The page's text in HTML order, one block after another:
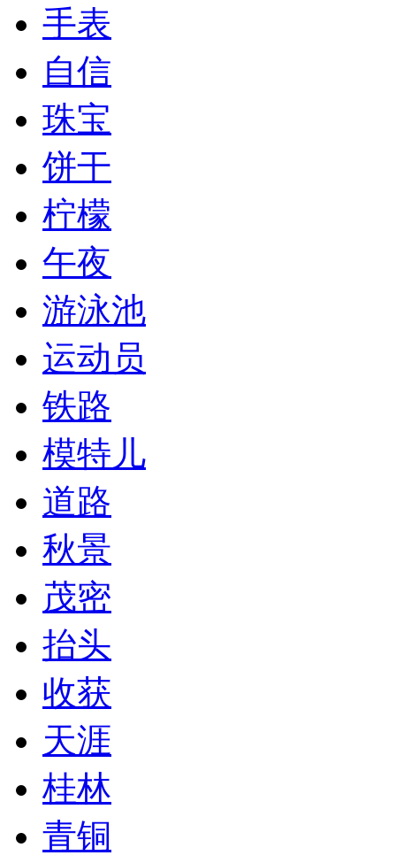
手表
自信
珠宝
饼干
柠檬
午夜
游泳池
运动员
铁路
模特儿
道路
秋景
茂密
抬头
收获
天涯
桂林
青铜